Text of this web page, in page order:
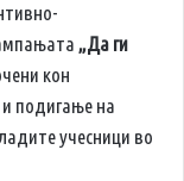
„Да ги
кон
подигање на
учесници во